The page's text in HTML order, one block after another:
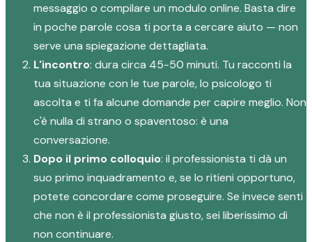
messaggio o compilare un modulo online. Basta dire
in poche parole cosa ti porta a cercare aiuto — non
serve una spiegazione dettagliata.
L'incontro: dura circa 45-50 minuti. Tu racconti la
tua situazione con le tue parole, lo psicologo ti
ascolta e ti fa alcune domande per capire meglio. Non
c'è nulla di strano o spaventoso: è una
conversazione.
Dopo il primo colloquio: il professionista ti dà un
suo primo inquadramento e, se lo ritieni opportuno,
potete concordare come proseguire. Se invece senti
che non è il professionista giusto, sei liberissimo di
non continuare.